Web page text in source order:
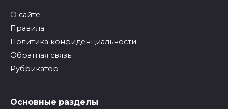
О сайте
Правила
Политика конфиденциальности
Обратная связь
Рубрикатор
Основные разделы